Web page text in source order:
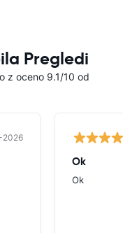
Pregledi
z oceno 9.1/10 od
2026
Ok
Ok